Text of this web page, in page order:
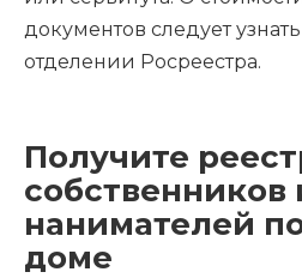
документов следует
отделении Росреестра.
Получите
собственников
нанимателей
доме